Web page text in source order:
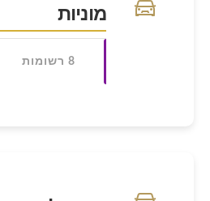
מוניות
8 רשומות